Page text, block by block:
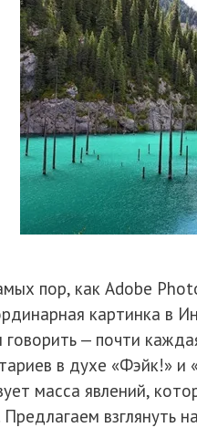
пор, как Adobe
картинка в
— почти
в духе «Фэйк!»
масса явлений,
взглянуть